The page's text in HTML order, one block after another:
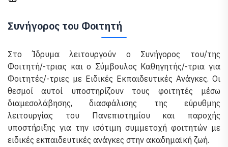
Συνήγορος του Φοιτητή
Στο Ίδρυμα λειτουργούν ο Συνήγορος του/της
Φοιτητή/-τριας και ο Σύμβουλος Καθηγητής/-τρια για
Φοιτητές/-τριες με Ειδικές Εκπαιδευτικές Ανάγκες. Οι
θεσμοί αυτοί υποστηρίζουν τους φοιτητές μέσω
διαμεσολάβησης, διασφάλισης της εύρυθμης
λειτουργίας του Πανεπιστημίου και παροχής
υποστήριξης για την ισότιμη συμμετοχή φοιτητών με
ειδικές εκπαιδευτικές ανάγκες στην ακαδημαϊκή ζωή.